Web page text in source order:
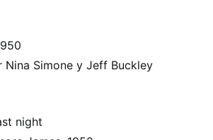
Nina Simone y Jeff Buckley
night